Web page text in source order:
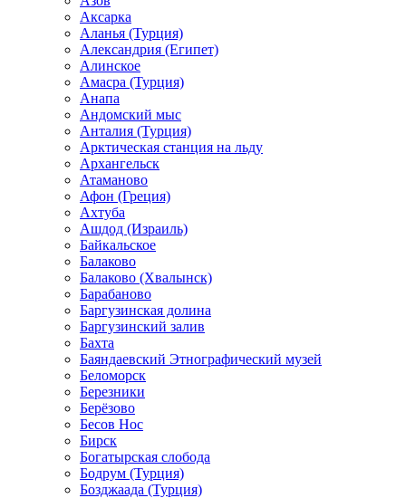
Аксарка
Аланья (Турция)
Александрия (Египет)
Алинское
Амасра (Турция)
Анапа
Андомский мыс
Анталия (Турция)
Арктическая станция на льду
Архангельск
Атаманово
Афон (Греция)
Ахтуба
Ашдод (Израиль)
Байкальское
Балаково
Балаково (Хвалынск)
Барабаново
Баргузинская долина
Баргузинский залив
Бахта
Баяндаевский Этнографический музей
Беломорск
Березники
Берёзово
Бесов Нос
Бирск
Богатырская слобода
Бодрум (Турция)
Бозджаада (Турция)